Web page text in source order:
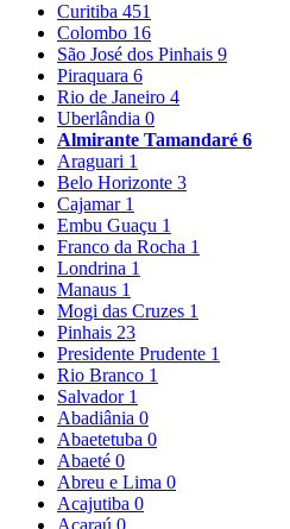
Curitiba 451
Colombo 16
São José dos Pinhais 9
Piraquara 6
Rio de Janeiro 4
Uberlândia 0
Almirante Tamandaré 6
Araguari 1
Belo Horizonte 3
Cajamar 1
Embu Guaçu 1
Franco da Rocha 1
Londrina 1
Manaus 1
Mogi das Cruzes 1
Pinhais 23
Presidente Prudente 1
Rio Branco 1
Salvador 1
Abadiânia 0
Abaetetuba 0
Abaeté 0
Abreu e Lima 0
Acajutiba 0
Acaraú 0